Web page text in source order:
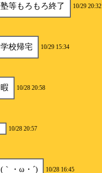
塾等もろもろ終了 10/29 20:32
学校帰宅 10/29 15:34
暇 10/28 20:58
10/28 20:57
(｀・ω・´) 10/28 16:45